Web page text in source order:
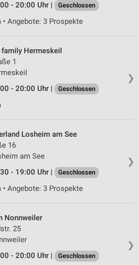
- 20:00 Uhr |
Geschlossen
• Angebote: 3 Prospekte
❯
Hermeskeil
1
- 20:00 Uhr |
Geschlossen
❯
Losheim am See
16
am See
- 19:00 Uhr |
Geschlossen
• Angebote: 3 Prospekte
❯
Nonnweiler
25
- 20:00 Uhr |
Geschlossen